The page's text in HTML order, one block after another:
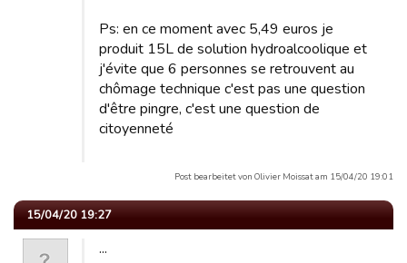
Ps: en ce moment avec 5,49 euros je
produit 15L de solution hydroalcoolique et
j'évite que 6 personnes se retrouvent au
chômage technique c'est pas une question
d'être pingre, c'est une question de
citoyenneté
Post bearbeitet von Olivier Moissat am 15/04/20 19:01
15/04/20 19:27
...